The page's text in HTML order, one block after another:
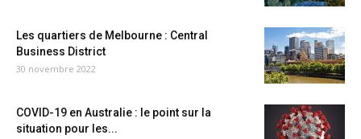
Les quartiers de Melbourne : Central
Business District
30 novembre 2022
COVID-19 en Australie : le point sur la
situation pour les...